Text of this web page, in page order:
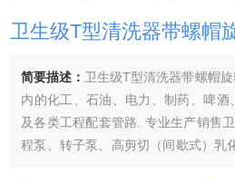
卫生级T型清洗器带螺帽
简要描述： 卫生级T型清洗器带螺帽
内的化工、石油、电力、制药、啤
及各类工程配套管路. 专业生产销售
程泵、转子泵、高剪切（间歇式）乳